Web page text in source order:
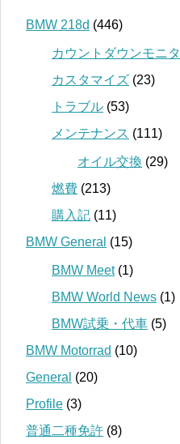
BMW 218d (446)
カウントダウンモニタ
カスタマイズ (23)
トラブル (53)
メンテナンス (111)
オイル交換 (29)
燃費 (213)
購入記 (11)
BMW General (15)
BMW Meet(1)
BMW World News (1)
BMW試乗・代車 (5)
BMW Motorrad (10)
General (20)
Profile (3)
普通二種免許 (8)